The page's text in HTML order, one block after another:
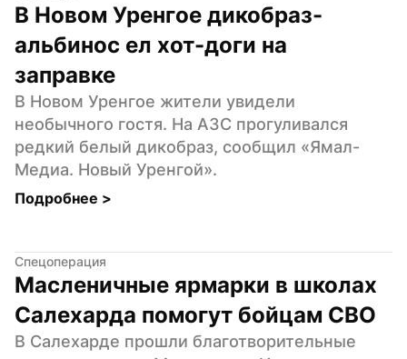
В Новом Уренгое дикобраз-
альбинос ел хот-доги на
заправке
В Новом Уренгое жители увидели
необычного гостя. На АЗС прогуливался
редкий белый дикобраз, сообщил «Ямал-
Медиа. Новый Уренгой».
Подробнее >
Спецоперация
Масленичные ярмарки в школах
Салехарда помогут бойцам СВО
В Салехарде прошли благотворительные